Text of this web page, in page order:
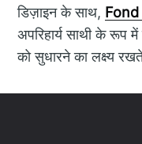
डिज़ाइन के साथ,
अपरिहार्य साथी के रूप
को सुधारने का लक्ष्य